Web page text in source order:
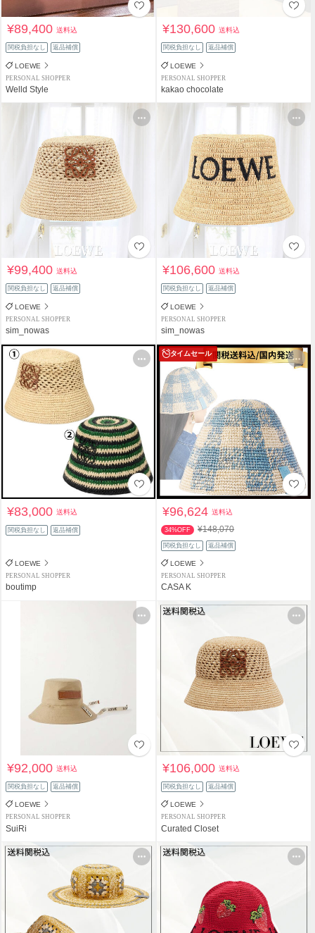
¥89,400送料込
関税負担なし 返品補償
LOEWE
PERSONAL SHOPPER
Welld Style
¥130,600送料込
関税負担なし 返品補償
LOEWE
PERSONAL SHOPPER
kakao chocolate
¥99,400送料込
関税負担なし 返品補償
LOEWE
PERSONAL SHOPPER
sim_nowas
¥106,600送料込
関税負担なし 返品補償
LOEWE
PERSONAL SHOPPER
sim_nowas
¥83,000送料込
関税負担なし 返品補償
LOEWE
PERSONAL SHOPPER
boutimp
タイムセール
¥96,624送料込
34%OFF ¥148,070
関税負担なし 返品補償
LOEWE
PERSONAL SHOPPER
CASA K
¥92,000送料込
関税負担なし 返品補償
LOEWE
PERSONAL SHOPPER
SuiRi
¥106,000送料込
関税負担なし 返品補償
LOEWE
PERSONAL SHOPPER
Curated Closet